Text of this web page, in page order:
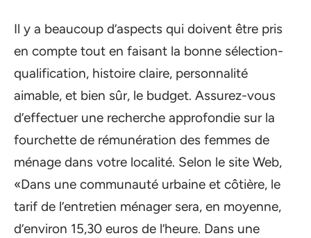
Il y a beaucoup d’aspects qui doivent être pris
en compte tout en faisant la bonne sélection-
qualification, histoire claire, personnalité
aimable, et bien sûr, le budget. Assurez-vous
d’effectuer une recherche approfondie sur la
fourchette de rémunération des femmes de
ménage dans votre localité. Selon le site Web,
«Dans une communauté urbaine et côtière, le
tarif de l’entretien ménager sera, en moyenne,
d’environ 15,30 euros de l’heure. Dans une